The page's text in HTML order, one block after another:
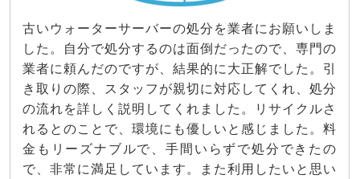
古いウォーターサーバーの処分を業者にお願いしま
した。自分で処分するのは面倒だったので、専門の
業者に頼んだのですが、結果的に大正解でした。引
き取りの際、スタッフが親切に対応してくれ、処分
の流れを詳しく説明してくれました。リサイクルさ
れるとのことで、環境にも優しいと感じました。料
金もリーズナブルで、手間いらずで処分できたの
で、非常に満足しています。また利用したいと思い